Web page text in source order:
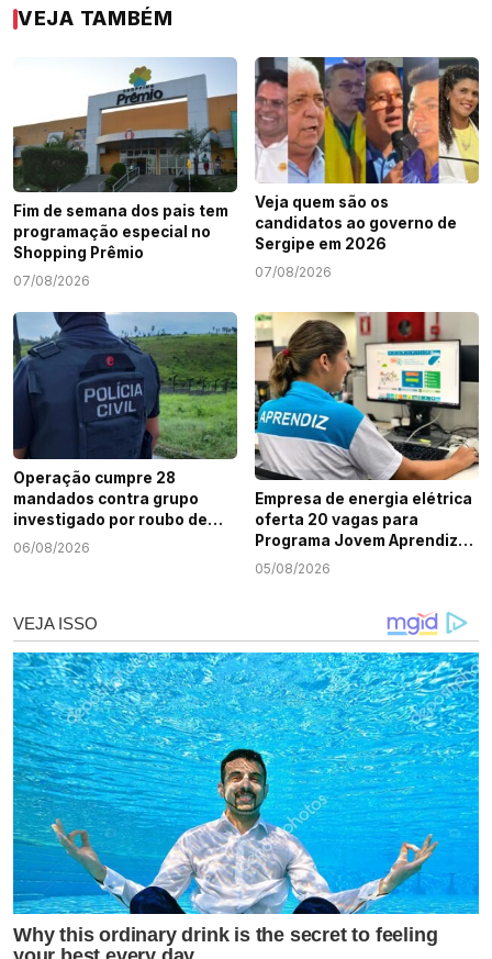
VEJA TAMBÉM
Fim de semana dos pais tem
programação especial no
Shopping Prêmio
07/08/2026
Veja quem são os
candidatos ao governo de
Sergipe em 2026
07/08/2026
Operação cumpre 28
mandados contra grupo
investigado por roubo de
cargas e tráfico de drogas
06/08/2026
Empresa de energia elétrica
oferta 20 vagas para
Programa Jovem Aprendiz
em Sergipe
05/08/2026